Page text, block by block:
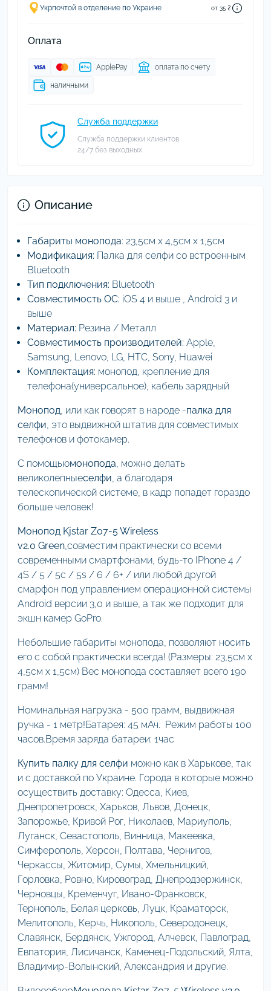
Укрпочтой в отделение по Украине от 35 ₴
Оплата
ApplePay оплата по счету
наличными
Служба поддержки
Служба поддержки клиентов
24/7 без выходных
Описание
Габариты монопода: 23,5см х 4,5см х 1,5см
Модификация: Палка для селфи со встроенным
Bluetooth
Тип подключения: Bluetooth
Совместимость ОС: iOS 4 и выше , Android 3 и
выше
Материал: Резина / Металл
Совместимость производителей: Apple,
Samsung, Lenovo, LG, HTC, Sony, Huawei
Комплектация: монопод, крепление для
телефона(универсальное), кабель зарядный
Монопод, или как говорят в народе -палка для
селфи, это выдвижной штатив для совместимых
телефонов и фотокамер.
С помощьюмонопода, можно делать
великолепныеселфи, а благодаря
телескопической системе, в кадр попадет гораздо
больше человек!
Монопод Kjstar Z07-5 Wireless
v2.0 Green,совместим практически со всеми
современными смартфонами, будь-то IPhone 4 /
4S / 5 / 5с / 5s / 6 / 6+ / или любой другой
смарфон под управлением операционной системы
Android версии 3,0 и выше, а так же подходит для
экшн камер GoPro.
Небольшие габариты монопода, позволяют носить
его с собой практически всегда! (Размеры: 23,5см х
4,5см х 1,5см) Вес монопода составляет всего 190
грамм!
Номинальная нагрузка - 500 грамм, выдвижная
ручка - 1 метр!Батарея: 45 мАч. Режим работы 100
часов.Время заряда батареи: 1час
Купить палку для селфи можно как в Харькове, так
и с доставкой по Украине. Города в которые можно
осуществить доставку: Одесса, Киев,
Днепропетровск, Харьков, Львов, Донецк,
Запорожье, Кривой Рог, Николаев, Мариуполь,
Луганск, Севастополь, Винница, Макеевка,
Симферополь, Херсон, Полтава, Чернигов,
Черкассы, Житомир, Сумы, Хмельницкий,
Горловка, Ровно, Кировоград, Днепродзержинск,
Черновцы, Кременчуг, Ивано-Франковск,
Тернополь, Белая церковь, Луцк, Краматорск,
Мелитополь, Керчь, Никополь, Северодонецк,
Славянск, Бердянск, Ужгород, Алчевск, Павлоград,
Евпатория, Лисичанск, Каменец-Подольский, Ялта,
Владимир-Волынский, Александрия и другие.